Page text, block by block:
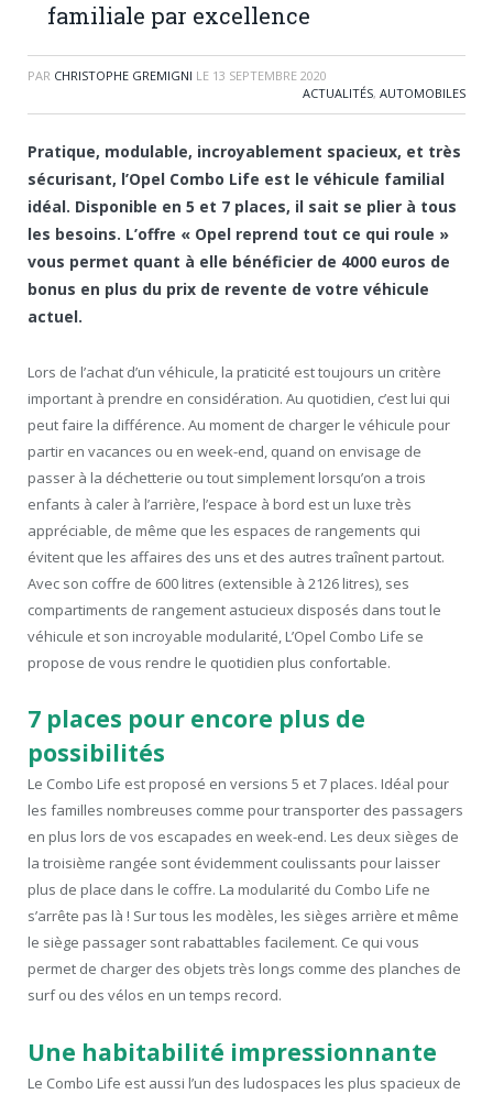
familiale par excellence
PAR CHRISTOPHE GREMIGNI LE 13 SEPTEMBRE 2020
ACTUALITÉS, AUTOMOBILES
Pratique, modulable, incroyablement spacieux, et très
sécurisant, l’Opel Combo Life est le véhicule familial
idéal. Disponible en 5 et 7 places, il sait se plier à tous
les besoins. L’offre « Opel reprend tout ce qui roule »
vous permet quant à elle bénéficier de 4000 euros de
bonus en plus du prix de revente de votre véhicule
actuel.
Lors de l’achat d’un véhicule, la praticité est toujours un critère
important à prendre en considération. Au quotidien, c’est lui qui
peut faire la différence. Au moment de charger le véhicule pour
partir en vacances ou en week-end, quand on envisage de
passer à la déchetterie ou tout simplement lorsqu’on a trois
enfants à caler à l’arrière, l’espace à bord est un luxe très
appréciable, de même que les espaces de rangements qui
évitent que les affaires des uns et des autres traînent partout.
Avec son coffre de 600 litres (extensible à 2126 litres), ses
compartiments de rangement astucieux disposés dans tout le
véhicule et son incroyable modularité, L’Opel Combo Life se
propose de vous rendre le quotidien plus confortable.
7 places pour encore plus de
possibilités
Le Combo Life est proposé en versions 5 et 7 places. Idéal pour
les familles nombreuses comme pour transporter des passagers
en plus lors de vos escapades en week-end. Les deux sièges de
la troisième rangée sont évidemment coulissants pour laisser
plus de place dans le coffre. La modularité du Combo Life ne
s’arrête pas là ! Sur tous les modèles, les sièges arrière et même
le siège passager sont rabattables facilement. Ce qui vous
permet de charger des objets très longs comme des planches de
surf ou des vélos en un temps record.
Une habitabilité impressionnante
Le Combo Life est aussi l’un des ludospaces les plus spacieux de